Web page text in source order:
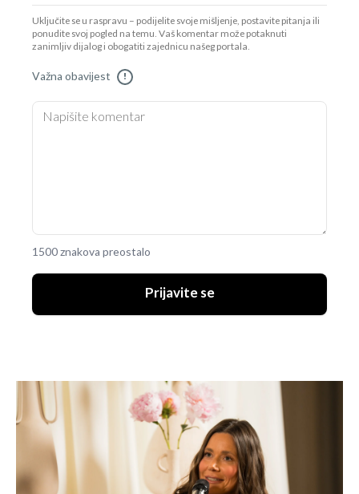
Uključite se u raspravu – podijelite svoje mišljenje, postavite pitanja ili
ponudite svoj pogled na temu. Vaš komentar može potaknuti
zanimljiv dijalog i obogatiti zajednicu našeg portala.
Važna obavijest !
1500 znakova preostalo
Prijavite se